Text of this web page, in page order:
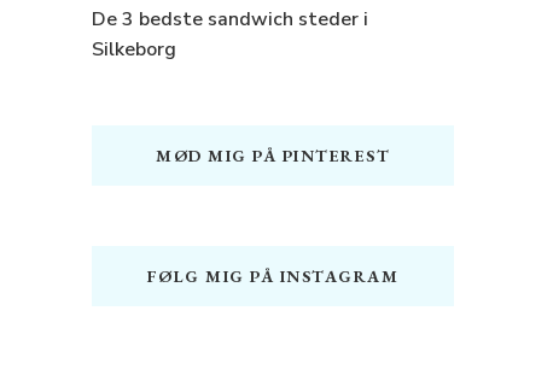
De 3 bedste sandwich steder i
Silkeborg
MØD MIG PÅ PINTEREST
FØLG MIG PÅ INSTAGRAM